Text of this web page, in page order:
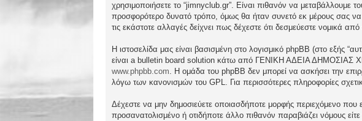
χρησιμοποιήσετε το “jimnyclub.gr”. Είναι πιθανόν να μεταβάλλουμε
προσφορότερο δυνατό τρόπο, όμως θα ήταν συνετό εκ μέρους σας
τις εκάστοτε αλλαγές δείχνει πως δέχεστε ότι δεσμεύεστε νομικά
Η ιστοσελίδα μας είναι βασισμένη στο λογισμικό phpBB (στο εξής
είναι a bulletin board solution κάτω από ΓΕΝΙΚΗ ΑΔΕΙΑ ΔΗΜΟΣΙΑΣ
www.phpbb.com. Η ομάδα του phpBB δεν μπορεί να ασκήσει την
λόγω των κανονισμών του GPL. Για περισσότερες πληροφορίες
Δέχεστε να μην δημοσιεύετε οποιασδήποτε μορφής περιεχόμενο που
προσανατολισμένο ή οτιδήποτε άλλο πιθανόν παραβιάζει νόμους